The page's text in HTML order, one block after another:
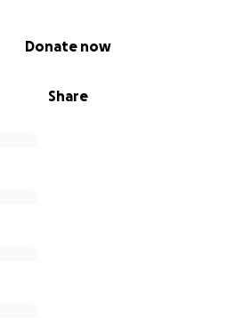
Share
Donate now